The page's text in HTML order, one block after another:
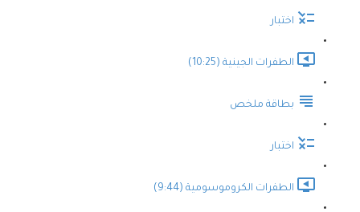
اختبار
الطفرات الجينية (10:25)
بطاقة ملخص
اختبار
الطفرات الكروموسومية (9:44)